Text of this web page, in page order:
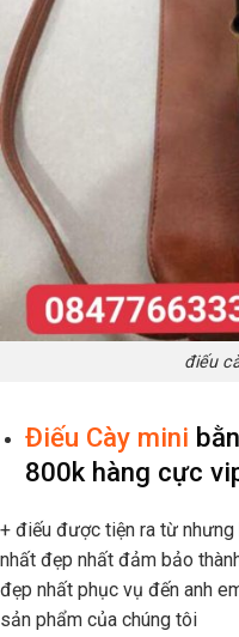
điếu
Điếu Cày mini
800k hàng cực
+ điếu được tiện ra từ
nhất đẹp nhất đảm bảo
đẹp nhất phục vụ đến anh
sản phẩm của chúng tôi